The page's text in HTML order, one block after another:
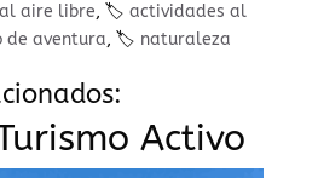
aire libre, 🏷️ actividades al
de aventura, 🏷️ naturaleza
Activo